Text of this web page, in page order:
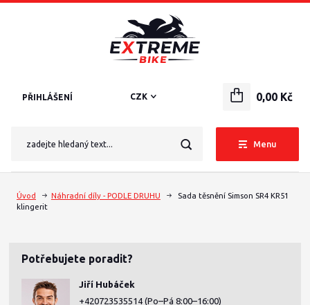
Menu
CZK
PŘIHLÁŠENÍ 0,00 Kč
Úvod Náhradní díly - PODLE DRUHU
Sada těsnění Simson SR4 KR51
klingerit
Potřebujete poradit?
Jiří Hubáček
+420723535514 (Po–Pá 8:00–16:00)